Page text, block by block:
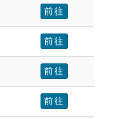
前往
前往
前往
前往